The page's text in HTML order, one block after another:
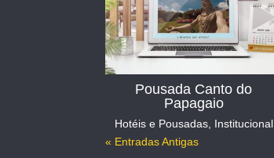
Pousada Canto do
Papagaio
Hotéis e Pousadas, Institucional
« Entradas Antigas